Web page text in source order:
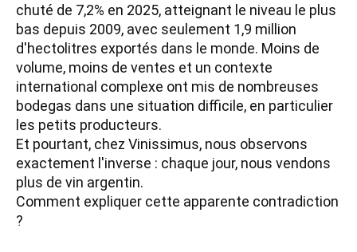
chuté de 7,2% en 2025, atteignant le niveau le plus
bas depuis 2009, avec seulement 1,9 million
d'hectolitres exportés dans le monde. Moins de
volume, moins de ventes et un contexte
international complexe ont mis de nombreuses
bodegas dans une situation difficile, en particulier
les petits producteurs.
Et pourtant, chez Vinissimus, nous observons
exactement l'inverse : chaque jour, nous vendons
plus de vin argentin.
Comment expliquer cette apparente contradiction
?